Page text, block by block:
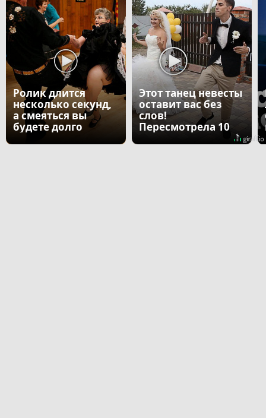
Ролик длится
несколько секунд,
а смеяться вы
будете долго
Этот танец невесты
оставит вас без
слов!
Пересмотрела 10